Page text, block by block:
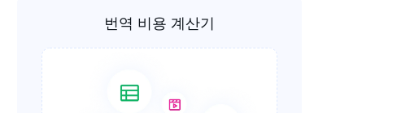
번역 비용 계산기